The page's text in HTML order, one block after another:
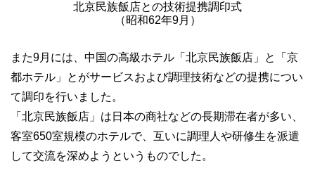
北京民族飯店との技術提携調印式
（昭和62年9月）
また9月には、中国の高級ホテル「北京民族飯店」と「京
都ホテル」とがサービスおよび調理技術などの提携につい
て調印を行いました。
「北京民族飯店」は日本の商社などの長期滞在者が多い、
客室650室規模のホテルで、互いに調理人や研修生を派遣
して交流を深めようというものでした。